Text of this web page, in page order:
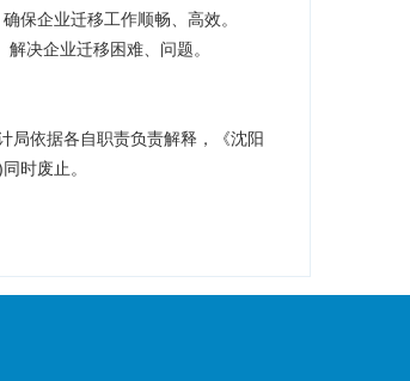
确保企业迁移工作顺畅、高效。
解决企业迁移困难、问题。
局依据各自职责负责解释，
《沈阳
时废止。